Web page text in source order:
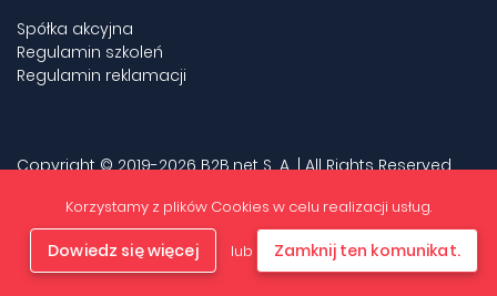
Spółka akcyjna
Regulamin szkoleń
Regulamin reklamacji
Copyright © 2019-2026 B2B.net S. A. | All Rights Reserved.
Korzystamy z plików Cookies w celu realizacji usług.
Dowiedz się więcej lub Zamknij ten komunikat.